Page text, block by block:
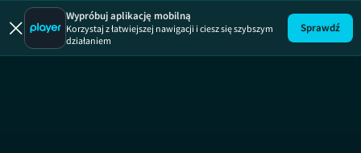
Brzydula
Wypróbuj aplikację mobilną
Korzystaj z łatwiejszej nawigacji i ciesz się szybszym
działaniem
Sprawdź